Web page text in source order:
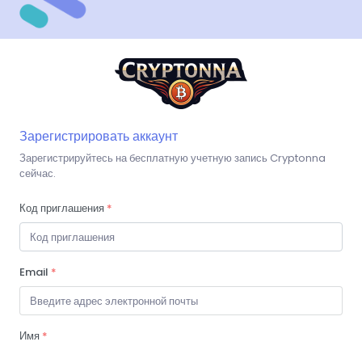
Зарегистрировать аккаунт
Зарегистрируйтесь на бесплатную учетную запись Cryptonna
сейчас.
Код приглашения *
Email *
Имя *